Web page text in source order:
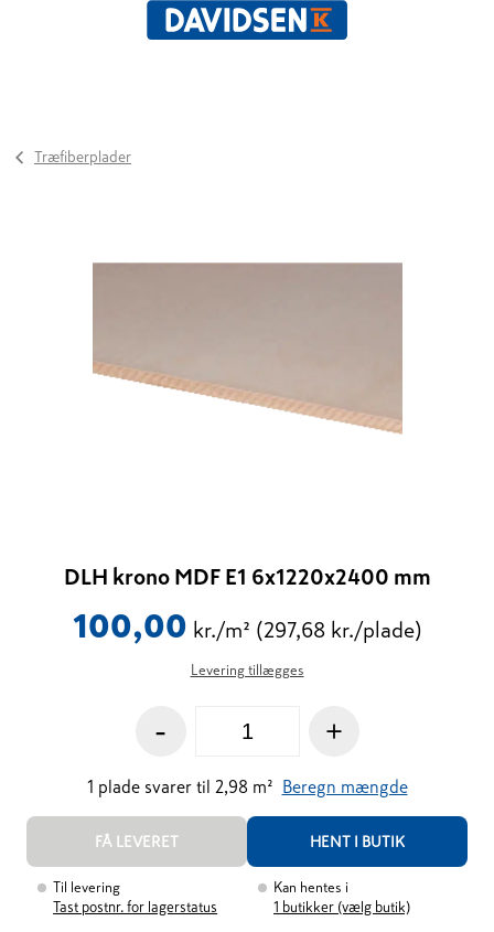
Træfiberplader
DLH krono MDF E1 6x1220x2400 mm
100,00 kr./m² (297,68 kr./plade)
Levering tillægges
- +
1 plade svarer til 2,98 m² Beregn mængde
FÅ LEVERET HENT I BUTIK
Til levering
Tast postnr. for lagerstatus
Kan hentes i
1 butikker (vælg butik)